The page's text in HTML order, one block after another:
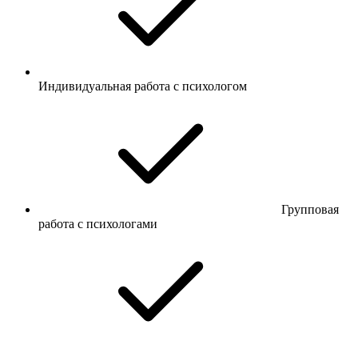
Индивидуальная работа с психологом
Групповая
работа с психологами